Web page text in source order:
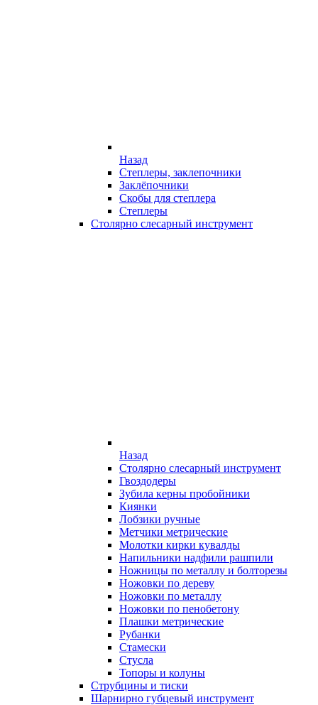
Назад
Степлеры, заклепочники
Заклёпочники
Скобы для степлера
Степлеры
Столярно слесарный инструмент
Назад
Столярно слесарный инструмент
Гвоздодеры
Зубила керны пробойники
Киянки
Лобзики ручные
Метчики метрические
Молотки кирки кувалды
Напильники надфили рашпили
Ножницы по металлу и болторезы
Ножовки по дереву
Ножовки по металлу
Ножовки по пенобетону
Плашки метрические
Рубанки
Стамески
Стусла
Топоры и колуны
Струбцины и тиски
Шарнирно губцевый инструмент